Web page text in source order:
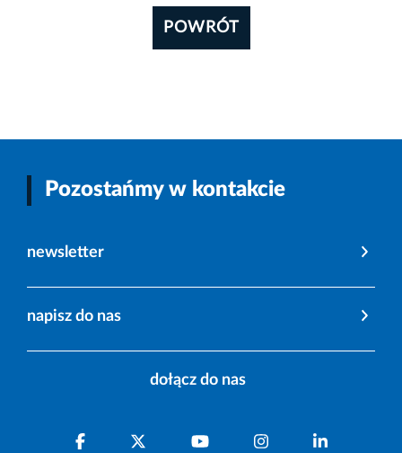
POWRÓT
Pozostańmy w kontakcie
newsletter
napisz do nas
dołącz do nas